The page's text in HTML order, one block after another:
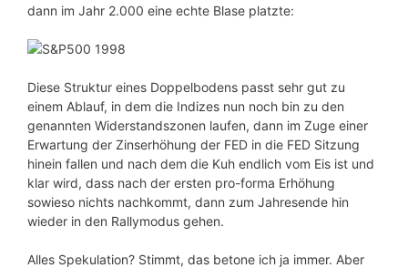
dann im Jahr 2.000 eine echte Blase platzte:
Diese Struktur eines Doppelbodens passt sehr gut zu
einem Ablauf, in dem die Indizes nun noch bin zu den
genannten Widerstandszonen laufen, dann im Zuge einer
Erwartung der Zinserhöhung der FED in die FED Sitzung
hinein fallen und nach dem die Kuh endlich vom Eis ist und
klar wird, dass nach der ersten pro-forma Erhöhung
sowieso nichts nachkommt, dann zum Jahresende hin
wieder in den Rallymodus gehen.
Alles Spekulation? Stimmt, das betone ich ja immer. Aber